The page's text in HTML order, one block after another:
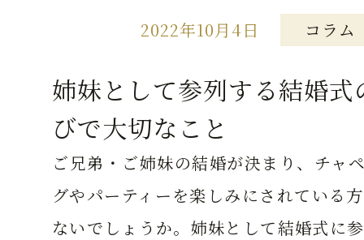
2022年10月4日 コラム
姉妹として参列する結婚式
びで大切なこと
ご兄弟・ご姉妹の結婚が決まり、チャ
グやパーティーを楽しみにされている
ないでしょうか。姉妹として結婚式に